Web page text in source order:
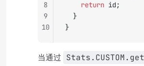
		return
id;
	}
}
8
9
10
当通过